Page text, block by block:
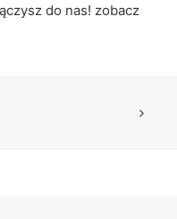
do nas! zobacz